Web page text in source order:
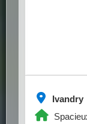
Ivandry